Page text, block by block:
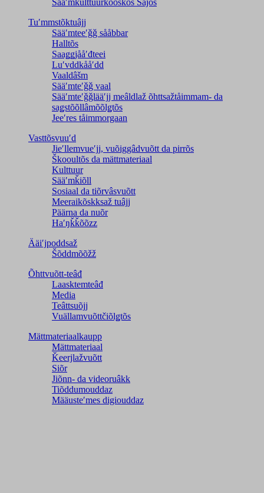
Sääʹmkulttuurkõõskõs Sajos
Tuʹmmstõktuâjj
Sääʹmteeʹǧǧ sååbbar
Halltõs
Saaǥǥjååʹđteei
Luʹvddkååʹdd
Vaaldâšm
Sääʹmteʹǧǧ vaal
Sääʹmteʹǧǧlääʹjj meâldlaž õhttsažtåimmam- da
saǥstõõllâmõõlǥtõs
Jeeʹres tåimmorgaan
Vasttõsvuuʹd
Jieʹllemvueʹjj, vuõiggâdvuõtt da pirrõs
Škooultõs da mättmateriaal
Kulttuur
Sääʹmǩiõll
Sosiaal da tiõrvâsvuõtt
Meeraikõskksaž tuâjj
Päärna da nuõr
Haʹŋǩǩõõzz
Ääiʹjpoddsaž
Šõddmõõžž
Õhttvuõtt-teâđ
Laasktemteâđ
Media
Teâttsuõjj
Vuällamvuõttčiõlǥtõs
Mättmateriaalkaupp
Mättmateriaal
Ǩeerjlažvuõtt
Siõr
Jiõnn- da videoruâkk
Tiõddumouddaz
Määusteʹmes digiouddaz